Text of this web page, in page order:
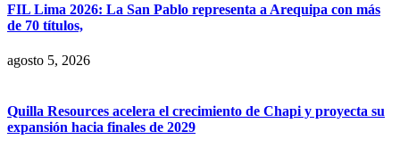
FIL Lima 2026: La San Pablo representa a Arequipa con más
de 70 títulos,
agosto 5, 2026
Quilla Resources acelera el crecimiento de Chapi y proyecta su
expansión hacia finales de 2029